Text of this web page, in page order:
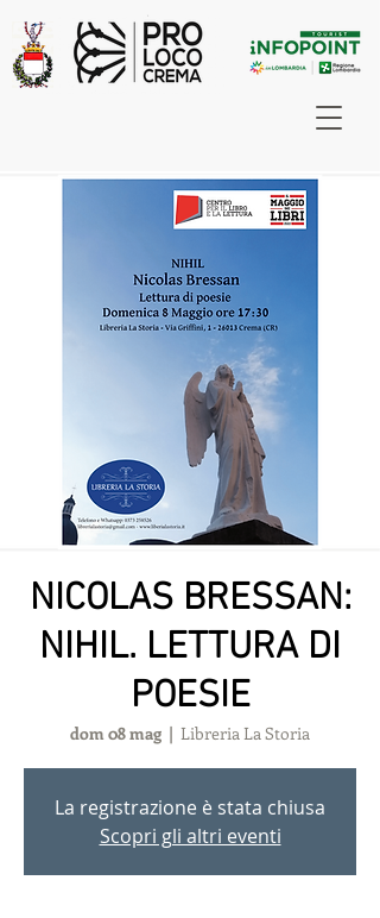
NICOLAS BRESSAN:
NIHIL. LETTURA DI
POESIE
dom 08 mag
  |
Libreria La Storia
La registrazione è stata chiusa
Scopri gli altri eventi